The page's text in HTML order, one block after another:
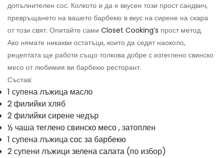
допълнителен сос. Колкото и да е вкусен този прост сандвич,
превръщането на вашето барбекю в вкус на сирене на скара
от този свят. Опитайте сами Closet Cooking’s прост метод.
Ако нямате никакви остатъци, които да седят наоколо,
рецептата ще работи също толкова добре с изтеглено свинско
месо от любимия ви барбекю ресторант.
Състав:
1 супена лъжица масло
2 филийки хляб
2 филийки сирене чедър
½ чашатеглено свинско месо, затоплен
1 супена лъжицасос за барбекю
2 супени лъжици зелена салата (по избор)